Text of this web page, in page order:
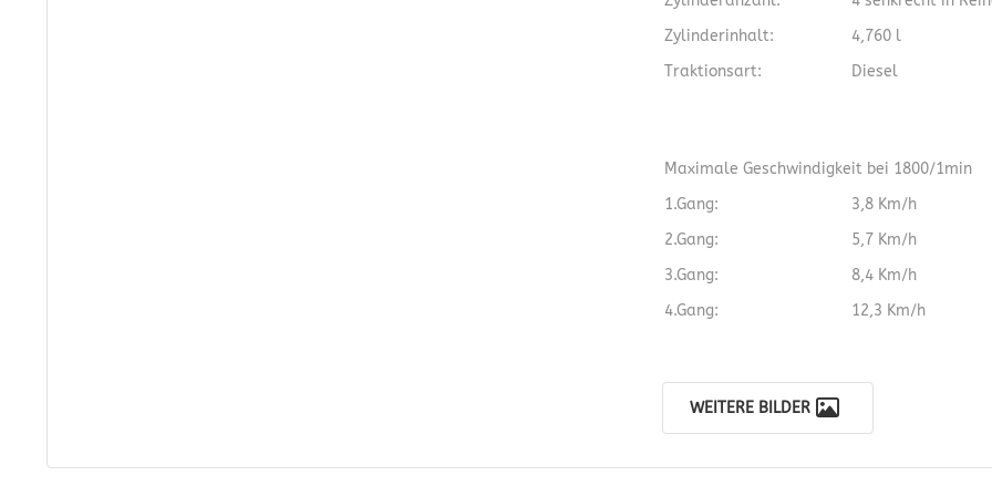
Zylinderinhalt:
4,760 l
Traktionsart:
Diesel
Maximale Geschwindigkeit bei 1800/1min
1.Gang:
3,8 Km/h
2.Gang:
5,7 Km/h
3.Gang:
8,4 Km/h
4.Gang:
12,3 Km/h
WEITERE BILDER